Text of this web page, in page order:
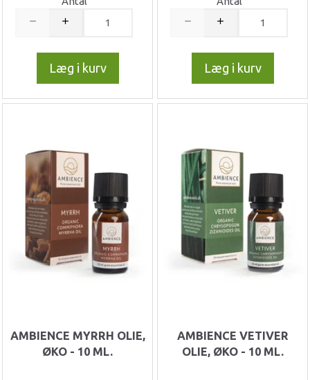
Læg i kurv Læg i kurv
AMBIENCE MYRRH OLIE,
ØKO - 10 ML.
AMBIENCE VETIVER
OLIE, ØKO - 10 ML.